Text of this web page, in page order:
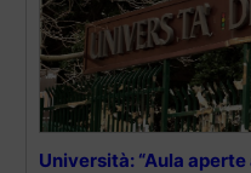
Università: “Aula